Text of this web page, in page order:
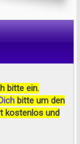
bitte ein.
bitte um den
kostenlos und